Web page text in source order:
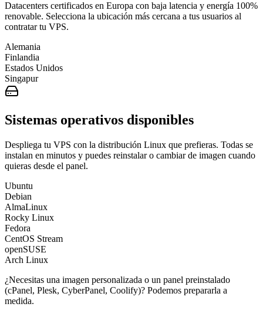
Datacenters certificados en Europa con baja latencia y energía 100%
renovable. Selecciona la ubicación más cercana a tus usuarios al
contratar tu VPS.
Alemania
Finlandia
Estados Unidos
Singapur
Sistemas operativos disponibles
Despliega tu VPS con la distribución Linux que prefieras. Todas se
instalan en minutos y puedes reinstalar o cambiar de imagen cuando
quieras desde el panel.
Ubuntu
Debian
AlmaLinux
Rocky Linux
Fedora
CentOS Stream
openSUSE
Arch Linux
¿Necesitas una imagen personalizada o un panel preinstalado
(cPanel, Plesk, CyberPanel, Coolify)? Podemos prepararla a
medida.